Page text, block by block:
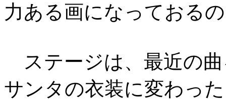
力ある画になっておる
ステージは、最近の
サンタの衣装に変わっ